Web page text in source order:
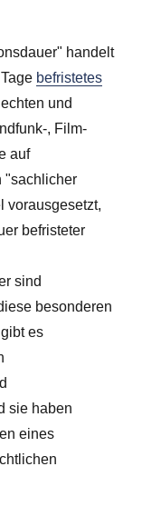
handelt
befristetes
und
, Film-
auf
"sachlicher
vorausgesetzt,
befristeter
sind
besonderen
es
sie haben
eines